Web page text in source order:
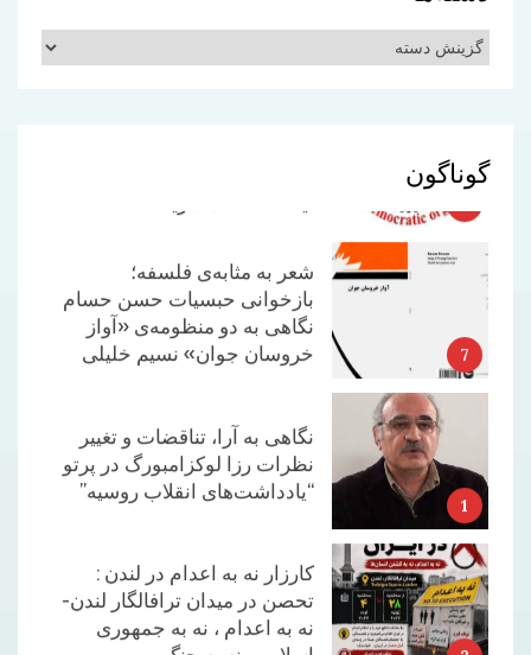
دسته‌ها
گوناگون
6
بازخوانی حبسیات حسن حسام
نگاهی به دو منظومه‌ی «آواز
خروسان جوان» نسیم خلیلی
1
نظرات رزا لوکزامبورگ در پرتو
“یادداشت‌های انقلاب روسیه”
2
تحصن در میدان ترافالگار لندن-
نه به اعدام ، نه به جمهوری
اسلامی، نه به جنگ